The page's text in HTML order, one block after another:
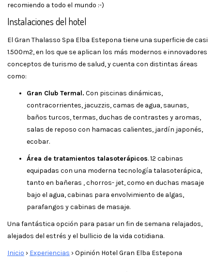
recomiendo a todo el mundo :-)
Instalaciones del hotel
El Gran Thalasso Spa Elba Estepona tiene una superficie de casi
1.500m2, en los que se aplican los más modernos e innovadores
conceptos de turismo de salud, y cuenta con distintas áreas
como:
Gran Club Termal. Con piscinas dinámicas,
contracorrientes, jacuzzis, camas de agua, saunas,
baños turcos, termas, duchas de contrastes y aromas,
salas de reposo con hamacas calientes, jardín japonés,
ecobar.
Área de tratamientos talasoterápicos. 12 cabinas
equipadas con una moderna tecnología talasoterápica,
tanto en bañeras , chorros- jet, como en duchas masaje
bajo el agua, cabinas para envolvimiento de algas,
parafangos y cabinas de masaje.
Una fantástica opción para pasar un fin de semana relajados,
alejados del estrés y el bullicio de la vida cotidiana.
Inicio › Experiencias ›Opinión Hotel Gran Elba Estepona